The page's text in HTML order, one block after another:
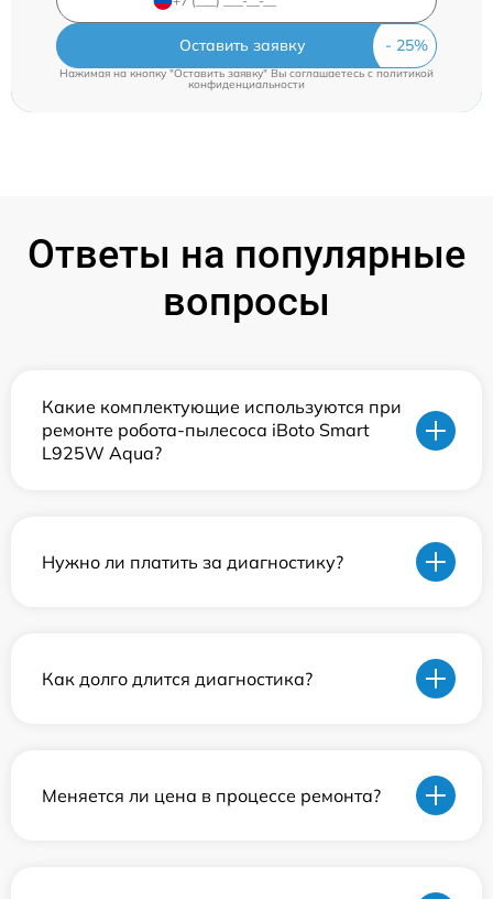
Оставить заявку
Нажимая на кнопку "Оставить заявку" Вы соглашаетесь c политикой
конфиденциальности
Ответы на популярные
вопросы
Какие комплектующие используются при
ремонте робота-пылесоса iBoto Smart
L925W Aqua?
Нужно ли платить за диагностику?
Как долго длится диагностика?
Меняется ли цена в процессе ремонта?